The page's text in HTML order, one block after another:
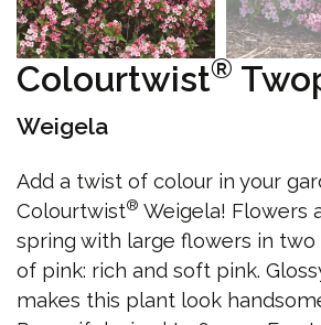
Colourtwist®
Weigela
Add a twist of colour in your
Colourtwist® Weigela! Flowers
spring with large flowers in two
of pink: rich and soft pink.
makes this plant look